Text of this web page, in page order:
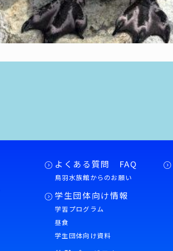
よくある質問 FAQ
鳥羽水族館からのお願い
学生団体向け情報
学習プログラム
昼食
学生団体向け資料